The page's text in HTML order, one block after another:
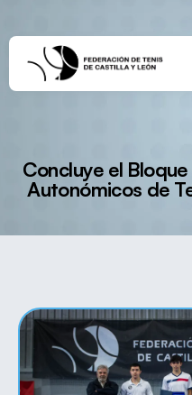
Concluye el
Autonómicos de